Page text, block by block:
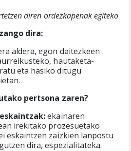
diren ordezkapenak egiteko
dira:
aldera, egon daitezkeen
hautaketa-
eta hasiko ditugu
pertsona zaren?
ekainaren
irekitako prozesuetako
eskaintzen zaizkien lanpostu
dira, espezialitateka.